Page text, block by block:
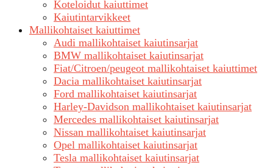
Koteloidut kaiuttimet
Kaiutintarvikkeet
Mallikohtaiset kaiuttimet
Audi mallikohtaiset kaiutinsarjat
BMW mallikohtaiset kaiutinsarjat
Fiat/Citroen/peugeot mallikohtaiset kaiuttimet
Dacia mallikohtaiset kaiutinsarjat
Ford mallikohtaiset kaiutinsarjat
Harley-Davidson mallikohtaiset kaiutinsarjat
Mercedes mallikohtaiset kaiutinsarjat
Nissan mallikohtaiset kaiutinsarjat
Opel mallikohtaiset kaiutinsarjat
Tesla mallikohtaiset kaiutinsarjat